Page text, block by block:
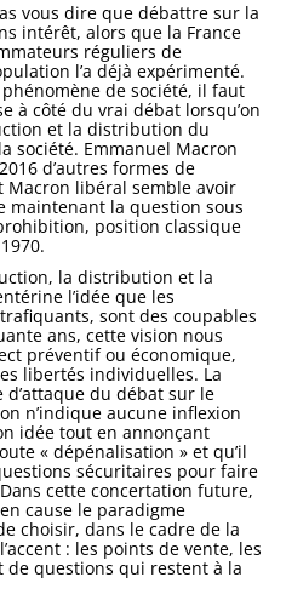
vous dire que débattre sur la
intérêt, alors que la France
réguliers de
l’a déjà expérimenté.
de société, il faut
à côté du vrai débat lorsqu’on
et la distribution du
société. Emmanuel Macron
d’autres formes de
Macron libéral semble avoir
maintenant la question sous
position classique
la distribution et la
l’idée que les
sont des coupables
ans, cette vision nous
préventif ou économique,
libertés individuelles. La
d’attaque du débat sur le
n’indique aucune inflexion
idée tout en annonçant
« dépénalisation » et qu’il
sécuritaires pour faire
cette concertation future,
cause le paradigme
choisir, dans le cadre de la
: les points de vente, les
questions qui restent à la